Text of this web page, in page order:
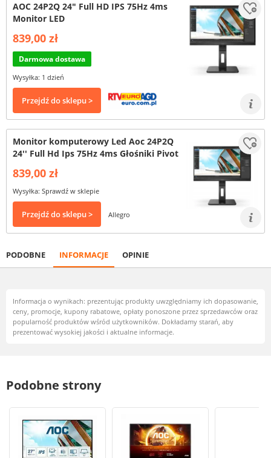
AOC 24P2Q 24" Full HD IPS 75Hz 4ms
Monitor LED
839,00 zł
Darmowa dostawa
Wysyłka: 1 dzień
Przejdź do sklepu >
Monitor komputerowy Led Aoc 24P2Q
24'' Full Hd Ips 75Hz 4ms Głośniki Pivot
839,00 zł
Wysyłka: Sprawdź w sklepie
Przejdź do sklepu > Allegro
PODOBNE INFORMACJE OPINIE
Informacja o wynikach: prezentując produkty uwzględniamy ich dopasowanie,
ceny, promocje, kupony rabatowe, opłaty ponoszone przez sprzedawców oraz
popularność produktów wśród użytkowników. Dokładamy starań, aby
prezentować wysokiej jakości i aktualne informacje.
Podobne strony